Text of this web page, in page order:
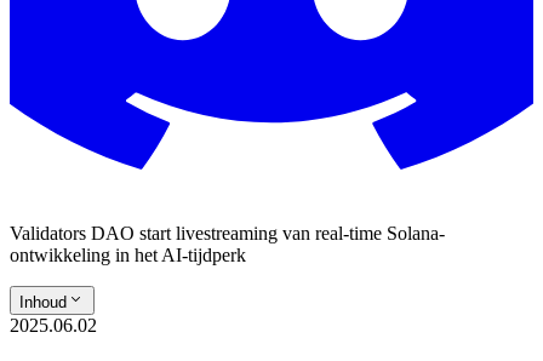
Validators DAO start livestreaming van real-time Solana-
ontwikkeling in het AI-tijdperk
Inhoud
2025.06.02